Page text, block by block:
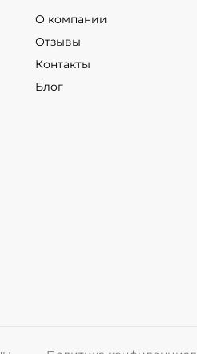
О компании
Отзывы
Контакты
Блог